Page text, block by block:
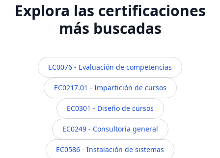
Explora las certificaciones
más buscadas
EC0076 - Evaluación de competencias
EC0217.01 - Impartición de cursos
EC0301 - Diseño de cursos
EC0249 - Consultoría general
EC0586 - Instalación de sistemas